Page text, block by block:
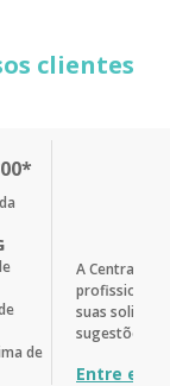
clientes
de
A Central
profissionais
suas
sugestões.
Entre em